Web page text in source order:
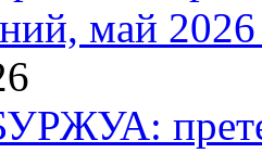
май 2026